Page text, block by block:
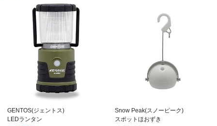
GENTOS(ジェントス)
LEDランタン
Snow Peak(スノーピーク)
スポットほおずき